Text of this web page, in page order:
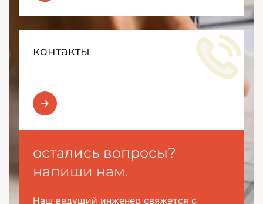
контакты
остались вопросы?
напиши нам.
Наш ведущий инженер свяжется с